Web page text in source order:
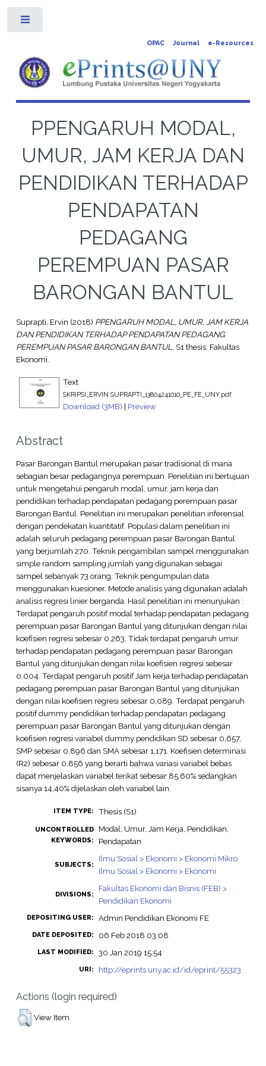
OPAC Journal e-Resources
PPENGARUH MODAL,
UMUR, JAM KERJA DAN
PENDIDIKAN TERHADAP
PENDAPATAN
PEDAGANG
PEREMPUAN PASAR
BARONGAN BANTUL
Suprapti, Ervin (2018) PPENGARUH MODAL, UMUR, JAM KERJA
DAN PENDIDIKAN TERHADAP PENDAPATAN PEDAGANG
PEREMPUAN PASAR BARONGAN BANTUL. S1 thesis, Fakultas
Ekonomi.
Text
SKRIPSI_ERVIN SUPRAPTI_13804241010_PE_FE_UNY.pdf
Download (3MB) | Preview
Abstract
Pasar Barongan Bantul merupakan pasar tradisional di mana
sebagian besar pedagangnya perempuan. Penelitian ini bertujuan
untuk mengetahui pengaruh modal, umur, jam kerja dan
pendidikan terhadap pendapatan pedagang perempuan pasar
Barongan Bantul. Penelitian ini merupakan penelitian inferensial
dengan pendekatan kuantitatif. Populasi dalam penelitian ini
adalah seluruh pedagang perempuan pasar Barongan Bantul
yang berjumlah 270. Teknik pengambilan sampel menggunakan
simple random sampling jumlah yang digunakan sebagai
sampel sebanyak 73 orang. Teknik pengumpulan data
menggunakan kuesioner. Metode analisis yang digunakan adalah
analisis regresi linier berganda. Hasil penelitian ini menunjukan :
Terdapat pengaruh positif modal terhadap pendapatan pedagang
perempuan pasar Barongan Bantul yang ditunjukan dengan nilai
koefisien regresi sebesar 0,263. Tidak terdapat pengaruh umur
terhadap pendapatan pedagang perempuan pasar Barongan
Bantul yang ditunjukan dengan nilai koefisien regresi sebesar
0,004. Terdapat pengaruh positif Jam kerja terhadap pendapatan
pedagang perempuan pasar Barongan Bantul yang ditunjukan
dengan nilai koefisien regresi sebesar 0,089. Terdapat pengaruh
positif dummy pendidikan terhadap pendapatan pedagang
perempuan pasar Barongan Bantul yang ditunjukan dengan
koefisien regresi variabel dummy pendidikan SD sebesar 0,657,
SMP sebesar 0,896 dan SMA sebesar 1,171. Koefisien determinasi
(R2) sebesar 0,856 yang berarti bahwa variasi variabel bebas
dapat menjelaskan variabel terikat sebesar 85,60% sedangkan
sisanya 14,40% dijelaskan oleh variabel lain.
ITEM TYPE: Thesis (S1)
UNCONTROLLED
KEYWORDS:
Modal, Umur, Jam Kerja, Pendidikan,
Pendapatan
SUBJECTS:
Ilmu Sosial > Ekonomi > Ekonomi Mikro
Ilmu Sosial > Ekonomi > Ekonomi
DIVISIONS:
Fakultas Ekonomi dan Bisnis (FEB) >
Pendidikan Ekonomi
DEPOSITING USER: Admin Pendidikan Ekonomi FE
DATE DEPOSITED: 06 Feb 2018 03:08
LAST MODIFIED: 30 Jan 2019 15:54
URI: http://eprints.uny.ac.id/id/eprint/55323
Actions (login required)
View Item